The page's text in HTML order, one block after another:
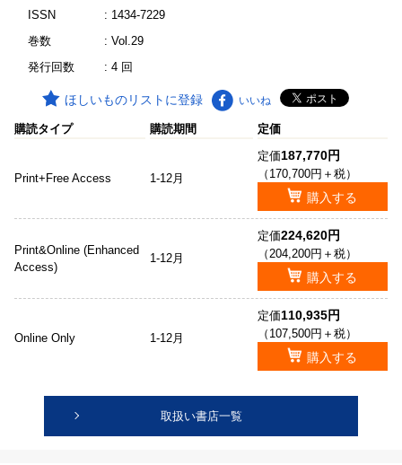
ISSN
: 1434-7229
巻数
: Vol.29
発行回数
: 4 回
ほしいものリストに登録 いいね
購読タイプ 購読期間 定価
Print+Free Access 1-12月
定価187,770円
（170,700円＋税）
購入する
Print&Online (Enhanced
Access)
1-12月
定価224,620円
（204,200円＋税）
購入する
Online Only 1-12月
定価110,935円
（107,500円＋税）
購入する
取扱い書店一覧